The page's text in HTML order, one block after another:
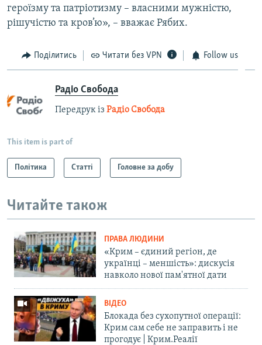
героїзму та патріотизму – власними мужністю,
рішучістю та кров’ю», – вважає Рябих.
Поділитись Читати без VPN Follow us
Радіо Свобода
Передрук із Радіо Свобода
This item is part of
Політика Статті Головне за добу
Читайте також
ПРАВА ЛЮДИНИ
«Крим – єдиний регіон, де
українці – меншість»: дискусія
навколо нової пам'ятної дати
ВІДЕО
Блокада без сухопутної операції:
Крим сам себе не заправить і не
прогодує | Крим.Реалії